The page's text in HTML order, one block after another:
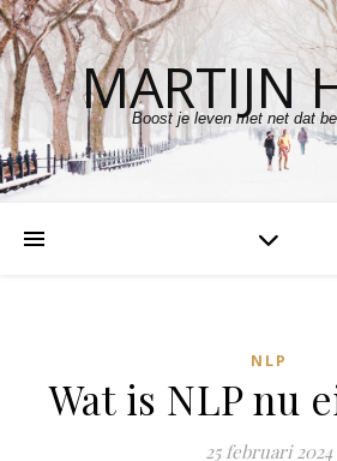
MARTIJN
Boost je leven met net dat
NLP
Wat is NLP nu
25 februari 2024